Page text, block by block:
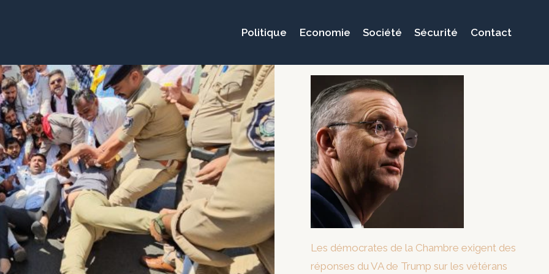
Politique Economie Société Sécurité Contact
Les démocrates de la Chambre exigent des
réponses du VA de Trump sur les vétérans